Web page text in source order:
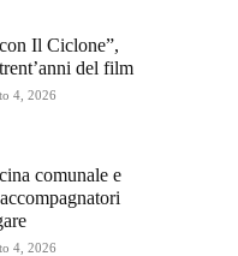
Il Ciclone”,
del film
4, 2026
comunale e
4, 2026